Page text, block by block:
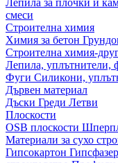
Лепила за плочки и
смеси
Строителна химия
Химия за бетон
Строителна химия-
Лепила, уплътнители,
Фуги Силикони,
Дървен материал
Дъски Греди Летви
Плоскости
OSB плоскости
Материали за сухо
Гипсокартон Гипсфазер